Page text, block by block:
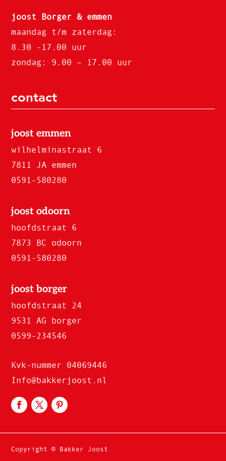
joost Borger & emmen
maandag t/m zaterdag:
8.30 -17.00 uur
zondag: 9.00 – 17.00 uur
contact
joost emmen
wilhelminastraat 6
7811 JA emmen
0591-580280
joost odoorn
hoofdstraat 6
7873 BC odoorn
0591-580280
joost borger
hoofdstraat 24
9531 AG borger
0599-234546
Kvk-nummer 04069446
Info@bakkerjoost.nl
Copyright© Bakker Joost